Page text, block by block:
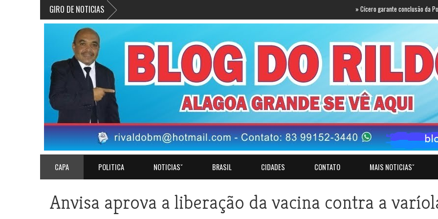
GIRO DE NOTICIAS Cícero garante conclusão da Ponte do
CAPA POLITICA NOTICIASˇ BRASIL CIDADES CONTATO MAIS NOTICIASˇ
Anvisa aprova a liberação da vacina contra a